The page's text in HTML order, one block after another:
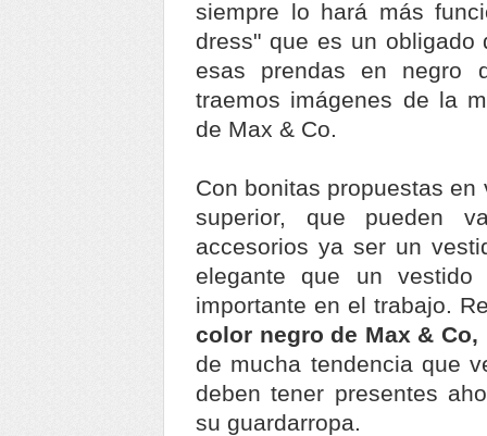
siempre lo hará más
dress" que es un obligado
esas prendas en negro
traemos imágenes de la
de Max & Co.
Con bonitas propuestas
superior, que pueden
accesorios ya ser un
elegante que un vestido
importante en el trabajo.
color negro de Max & Co,
de mucha tendencia que
deben tener presentes
su guardarropa.